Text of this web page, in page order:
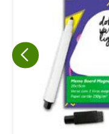
A nossa empresa
sua privacidade,
de marketing.
qualquer momento.